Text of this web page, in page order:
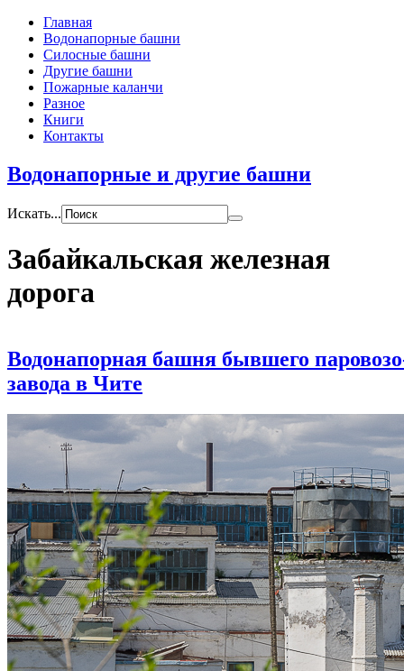
Главная
Водонапорные башни
Силосные башни
Другие башни
Пожарные каланчи
Разное
Книги
Контакты
Водонапорные и другие башни
Искать...
Забайкальская железная
дорога
Водонапорная башня бывшего
завода в Чите